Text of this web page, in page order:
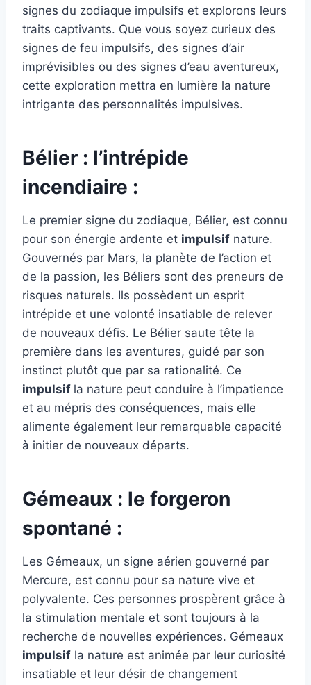
signes du zodiaque impulsifs et explorons leurs
traits captivants. Que vous soyez curieux des
signes de feu impulsifs, des signes d’air
imprévisibles ou des signes d’eau aventureux,
cette exploration mettra en lumière la nature
intrigante des personnalités impulsives.
Bélier : l’intrépide
incendiaire :
Le premier signe du zodiaque, Bélier, est connu
pour son énergie ardente et impulsif nature.
Gouvernés par Mars, la planète de l’action et
de la passion, les Béliers sont des preneurs de
risques naturels. Ils possèdent un esprit
intrépide et une volonté insatiable de relever
de nouveaux défis. Le Bélier saute tête la
première dans les aventures, guidé par son
instinct plutôt que par sa rationalité. Ce
impulsif la nature peut conduire à l’impatience
et au mépris des conséquences, mais elle
alimente également leur remarquable capacité
à initier de nouveaux départs.
Gémeaux : le forgeron
spontané :
Les Gémeaux, un signe aérien gouverné par
Mercure, est connu pour sa nature vive et
polyvalente. Ces personnes prospèrent grâce à
la stimulation mentale et sont toujours à la
recherche de nouvelles expériences. Gémeaux
impulsif la nature est animée par leur curiosité
insatiable et leur désir de changement